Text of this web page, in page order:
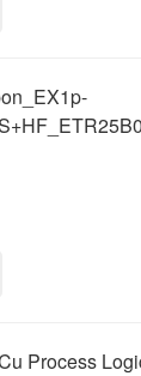
Process